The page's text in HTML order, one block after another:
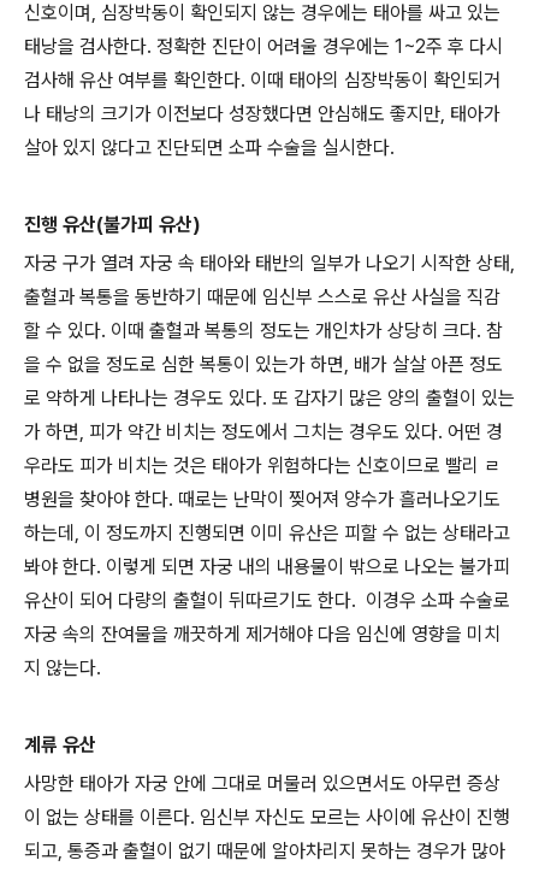
신호이며, 심장박동이 확인되지 않는 경우에는 태아를 싸고 있는
태낭을 검사한다. 정확한 진단이 어려울 경우에는 1~2주 후 다시
검사해 유산 여부를 확인한다. 이때 태아의 심장박동이 확인되거
나 태낭의 크기가 이전보다 성장했다면 안심해도 좋지만, 태아가
살아 있지 않다고 진단되면 소파 수술을 실시한다.
진행 유산(불가피 유산)
자궁 구가 열려 자궁 속 태아와 태반의 일부가 나오기 시작한 상태,
출혈과 복통을 동반하기 때문에 임신부 스스로 유산 사실을 직감
할 수 있다. 이때 출혈과 복통의 정도는 개인차가 상당히 크다. 참
을 수 없을 정도로 심한 복통이 있는가 하면, 배가 살살 아픈 정도
로 약하게 나타나는 경우도 있다. 또 갑자기 많은 양의 출혈이 있는
가 하면, 피가 약간 비치는 정도에서 그치는 경우도 있다. 어떤 경
우라도 피가 비치는 것은 태아가 위험하다는 신호이므로 빨리 ㄹ
병원을 찾아야 한다. 때로는 난막이 찢어져 양수가 흘러나오기도
하는데, 이 정도까지 진행되면 이미 유산은 피할 수 없는 상태라고
봐야 한다. 이렇게 되면 자궁 내의 내용물이 밖으로 나오는 불가피
유산이 되어 다량의 출혈이 뒤따르기도 한다. 이경우 소파 수술로
자궁 속의 잔여물을 깨끗하게 제거해야 다음 임신에 영향을 미치
지 않는다.
계류 유산
사망한 태아가 자궁 안에 그대로 머물러 있으면서도 아무런 증상
이 없는 상태를 이른다. 임신부 자신도 모르는 사이에 유산이 진행
되고, 통증과 출혈이 없기 때문에 알아차리지 못하는 경우가 많아